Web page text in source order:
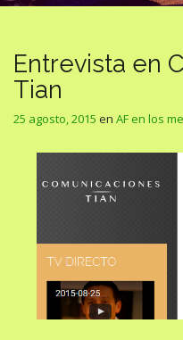
Entrevista en
Tian
25 agosto, 2015 en AF en los